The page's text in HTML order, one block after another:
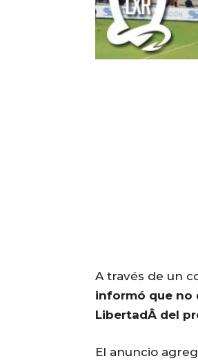
A través de un
informó que no
LibertadÂ del
El anuncio